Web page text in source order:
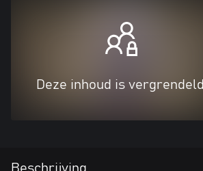
Deze inhoud is vergrendeld
Beschrijving